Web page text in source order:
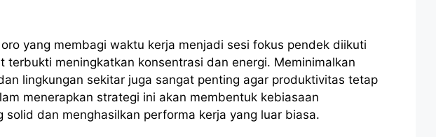
yang membagi waktu kerja menjadi sesi fokus pendek diikuti
terbukti meningkatkan konsentrasi dan energi. Meminimalkan
lingkungan sekitar juga sangat penting agar produktivitas tetap
menerapkan strategi ini akan membentuk kebiasaan
solid dan menghasilkan performa kerja yang luar biasa.